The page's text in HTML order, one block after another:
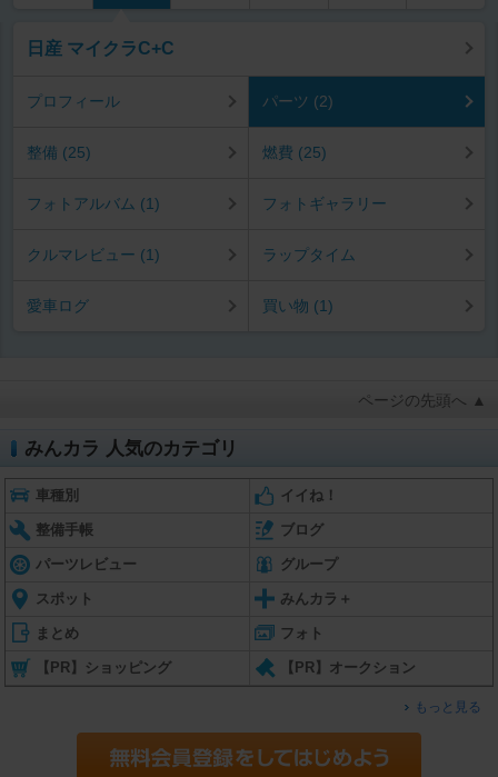
日産 マイクラC+C
プロフィール パーツ (2)
整備 (25) 燃費 (25)
フォトアルバム (1) フォトギャラリー
クルマレビュー (1) ラップタイム
愛車ログ 買い物 (1)
ページの先頭へ ▲
みんカラ 人気のカテゴリ
車種別 イイね！
整備手帳 ブログ
パーツレビュー グループ
スポット みんカラ＋
まとめ フォト
【PR】ショッピング 【PR】オークション
もっと見る